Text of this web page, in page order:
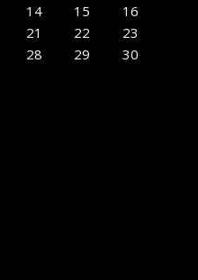
14 15
16
21 22
23
28 29
30